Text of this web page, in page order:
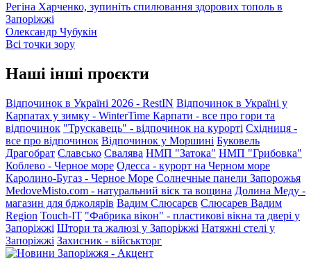
Регіна Харченко, зупиніть спилювання здорових тополь в
Запоріжжі
Олександр Чубукін
Всі точки зору
Наші інші проєкти
Відпочинок в Україні 2026 - RestIN Відпочинок в Україні у
Карпатах у зимку - WinterTime Карпати - все про гори та
відпочинок "Трускавець" - відпочинок на курорті Східниця -
все про відпочинок Відпочинок у Моршині Буковель
Драгобрат Славсько Свалява НМП "Затока" НМП "Грибовка"
Коблево - Черное море Одесса - курорт на Черном море
Каролино-Бугаз - Черное Море Солнечные панели Запорожья
MedoveMisto.com - натуральний віск та вощина Долина Меду -
магазин для бджолярів Вадим Слюсарєв Слюсарев Вадим
Region Touch-IT "Фабрика вікон" - пластикові вікна та двері у
Запоріжжі Штори та жалюзі у Запоріжжі Натяжні стелі у
Запоріжжі Захисник - військторг